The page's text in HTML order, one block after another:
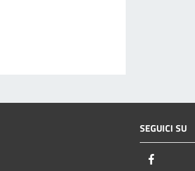
SEGUICI SU